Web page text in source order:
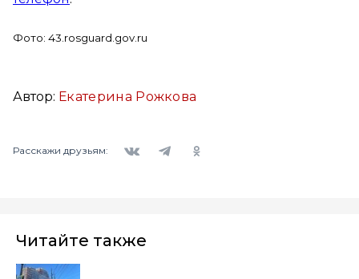
Фото: 43.rosguard.gov.ru
Автор: Екатерина Рожкова
Расскажи друзьям:
Читайте также